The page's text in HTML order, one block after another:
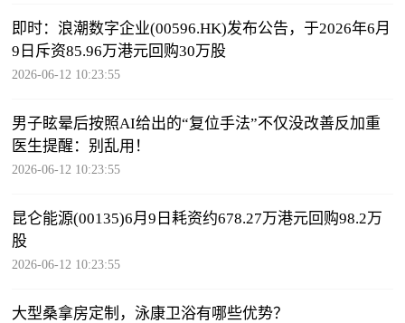
即时：浪潮数字企业(00596.HK)发布公告，于2026年6月
9日斥资85.96万港元回购30万股
2026-06-12 10:23:55
男子眩晕后按照AI给出的“复位手法”不仅没改善反加重
医生提醒：别乱用！
2026-06-12 10:23:55
昆仑能源(00135)6月9日耗资约678.27万港元回购98.2万
股
2026-06-12 10:23:55
大型桑拿房定制，泳康卫浴有哪些优势？